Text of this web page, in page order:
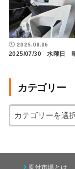
2025.08.06
2025/07/30 水曜日
カテゴリー
原付市場とは